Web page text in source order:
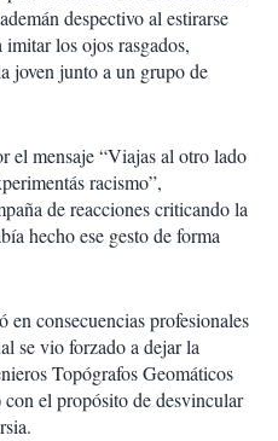
despectivo al estirarse
los ojos rasgados,
joven junto a un grupo de
el mensaje “Viajas al otro lado
racismo”,
de reacciones criticando la
hecho ese gesto de forma
consecuencias profesionales
se vio forzado a dejar la
Topógrafos Geomáticos
el propósito de desvincular